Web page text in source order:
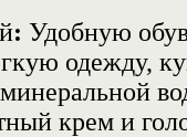
: Удобную
одежду,
крем и